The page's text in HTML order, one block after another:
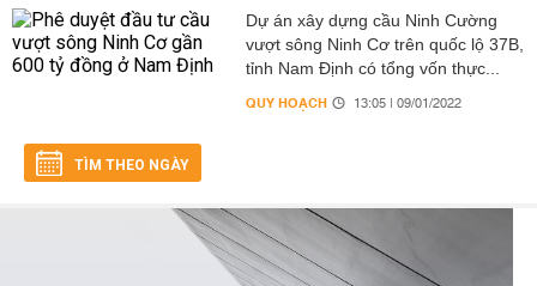
Dự án xây dựng cầu Ninh Cường
vượt sông Ninh Cơ trên quốc lộ 37B,
tỉnh Nam Định có tổng vốn thực...
QUY HOẠCH 13:05 | 09/01/2022
TÌM THEO NGÀY